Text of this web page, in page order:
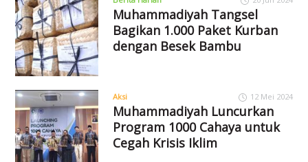
Muhammadiyah Tangsel
Bagikan 1.000 Paket Kurban
dengan Besek Bambu
Aksi 12 Mei 2024
Muhammadiyah Luncurkan
Program 1000 Cahaya untuk
Cegah Krisis Iklim